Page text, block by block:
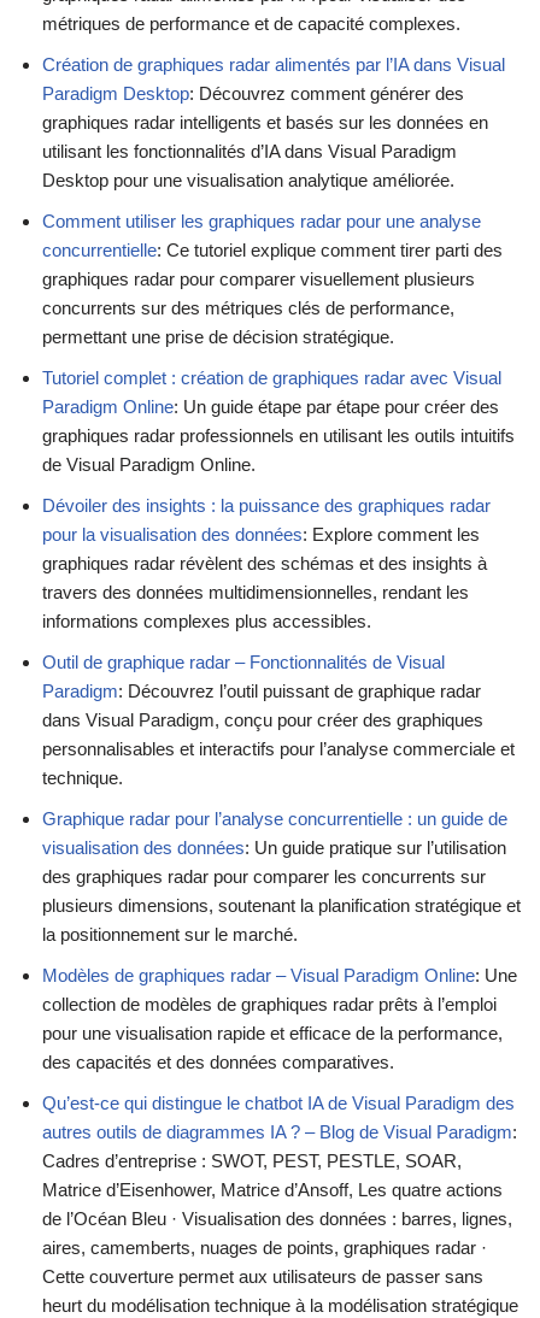
métriques de performance et de capacité complexes.
Création de graphiques radar alimentés par l’IA dans Visual
Paradigm Desktop: Découvrez comment générer des
graphiques radar intelligents et basés sur les données en
utilisant les fonctionnalités d’IA dans Visual Paradigm
Desktop pour une visualisation analytique améliorée.
Comment utiliser les graphiques radar pour une analyse
concurrentielle: Ce tutoriel explique comment tirer parti des
graphiques radar pour comparer visuellement plusieurs
concurrents sur des métriques clés de performance,
permettant une prise de décision stratégique.
Tutoriel complet : création de graphiques radar avec Visual
Paradigm Online: Un guide étape par étape pour créer des
graphiques radar professionnels en utilisant les outils intuitifs
de Visual Paradigm Online.
Dévoiler des insights : la puissance des graphiques radar
pour la visualisation des données: Explore comment les
graphiques radar révèlent des schémas et des insights à
travers des données multidimensionnelles, rendant les
informations complexes plus accessibles.
Outil de graphique radar – Fonctionnalités de Visual
Paradigm: Découvrez l’outil puissant de graphique radar
dans Visual Paradigm, conçu pour créer des graphiques
personnalisables et interactifs pour l’analyse commerciale et
technique.
Graphique radar pour l’analyse concurrentielle : un guide de
visualisation des données: Un guide pratique sur l’utilisation
des graphiques radar pour comparer les concurrents sur
plusieurs dimensions, soutenant la planification stratégique et
la positionnement sur le marché.
Modèles de graphiques radar – Visual Paradigm Online: Une
collection de modèles de graphiques radar prêts à l’emploi
pour une visualisation rapide et efficace de la performance,
des capacités et des données comparatives.
Qu’est-ce qui distingue le chatbot IA de Visual Paradigm des
autres outils de diagrammes IA ? – Blog de Visual Paradigm:
Cadres d’entreprise : SWOT, PEST, PESTLE, SOAR,
Matrice d’Eisenhower, Matrice d’Ansoff, Les quatre actions
de l’Océan Bleu · Visualisation des données : barres, lignes,
aires, camemberts, nuages de points, graphiques radar ·
Cette couverture permet aux utilisateurs de passer sans
heurt du modélisation technique à la modélisation stratégique